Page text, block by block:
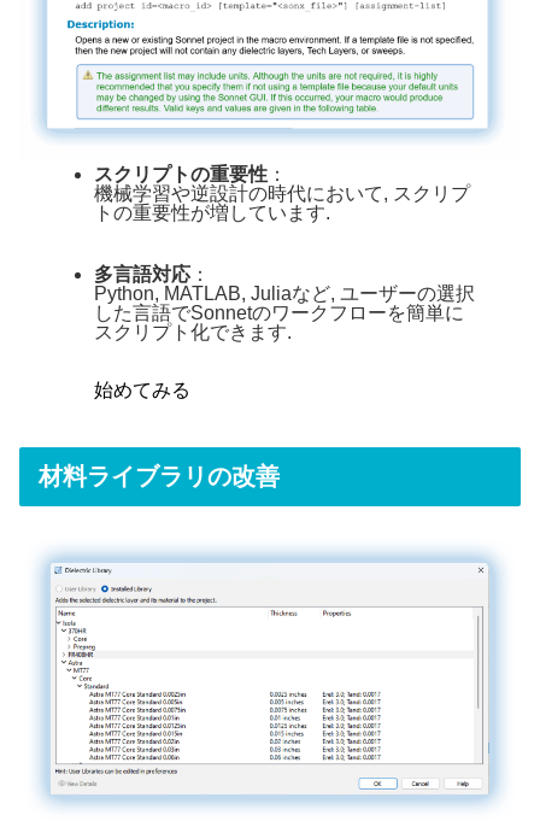
スクリプトの重要性 ：
機械学習や逆設計の時代において, スクリプ
トの重要性が増しています.
多言語対応 ：
Python, MATLAB, Juliaなど, ユーザーの選択
した言語でSonnetのワークフローを簡単に
スクリプト化できます.
始めてみる
材料ライブラリの改善